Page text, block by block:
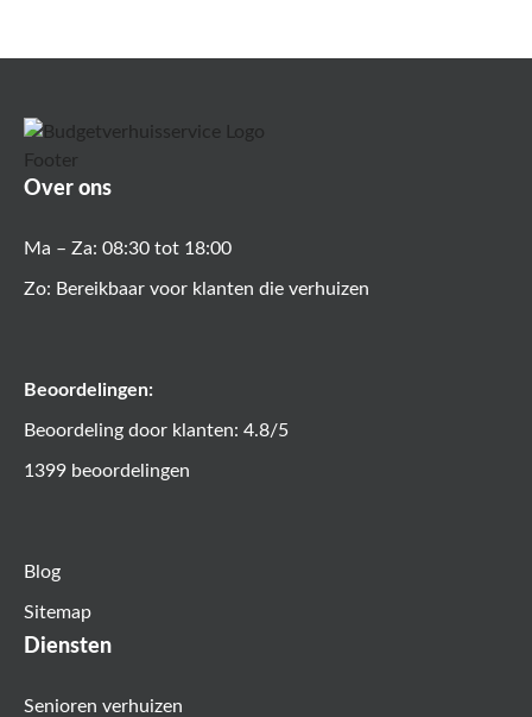
Over ons
Ma – Za: 08:30 tot 18:00
Zo: Bereikbaar voor klanten die verhuizen
Beoordelingen:
Beoordeling door klanten: 4.8/5
1399 beoordelingen
Blog
Sitemap
Diensten
Senioren verhuizen